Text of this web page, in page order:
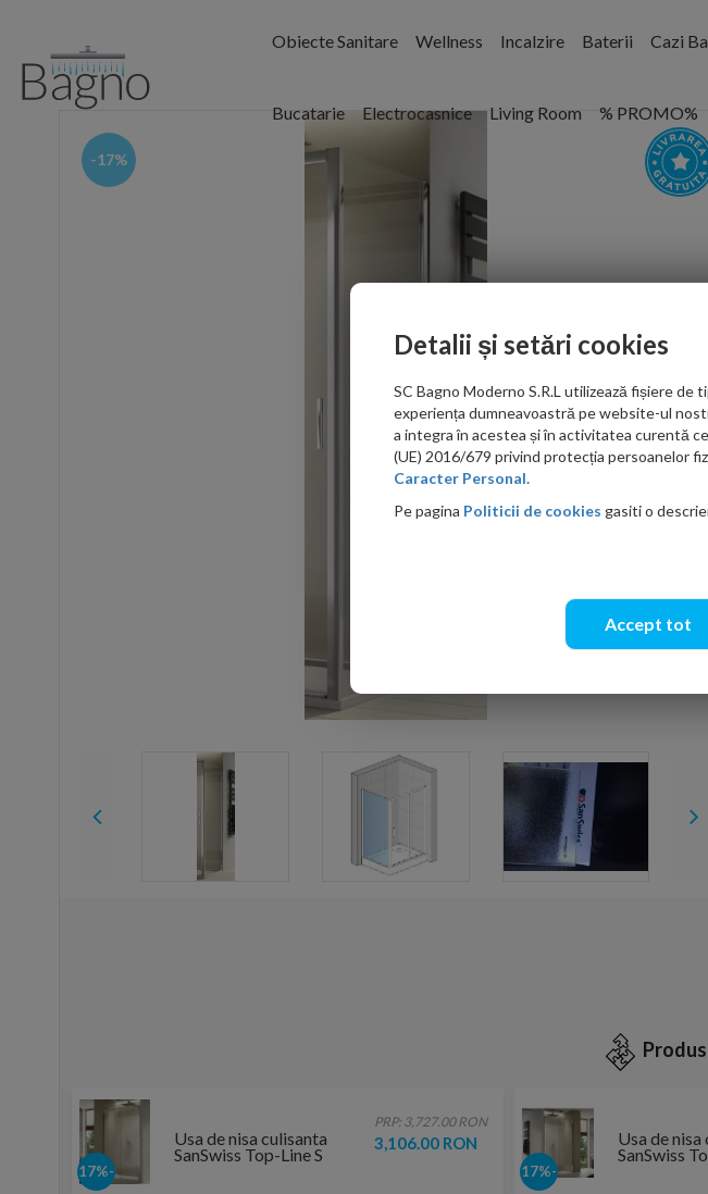
Obiecte Sanitare Wellness Incalzire Baterii Cazi
Bucatarie Electrocasnice Living Room % PROMO%
-17%
-17%
Usa de nisa
SanSwiss
TLS2,
-17%
Usa de nisa culisanta
SanSwiss Top-Line S
TLS2, 140xH200 cm
PRP: 3,727.00 RON
3,106.00 RON
Detalii și setări cookies
SC Bagno Moderno S.R.L utilizează fișiere
experiența dumneavoastră pe website-ul
a integra în acestea și în activitatea curentă
(UE) 2016/679 privind protecția persoanelor
Caracter Personal.
Pe pagina Politicii de cookies gasiti o
Accept tot